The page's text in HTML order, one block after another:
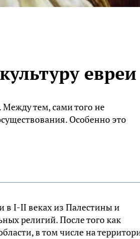
евреи
тем, сами того не
Особенно это
в I-II веках из Палестины и
религий. После того как
в том числе на